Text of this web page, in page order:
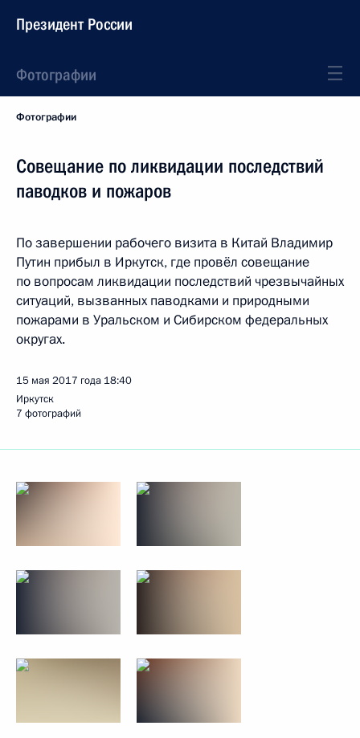
Президент России
Фотографии
Фотографии
Совещание по ликвидации последствий
паводков и пожаров
По завершении рабочего визита в Китай Владимир
Путин прибыл в Иркутск, где провёл совещание
по вопросам ликвидации последствий чрезвычайных
ситуаций, вызванных паводками и природными
пожарами в Уральском и Сибирском федеральных
округах.
15 мая 2017 года 18:40
Иркутск
7 фотографий